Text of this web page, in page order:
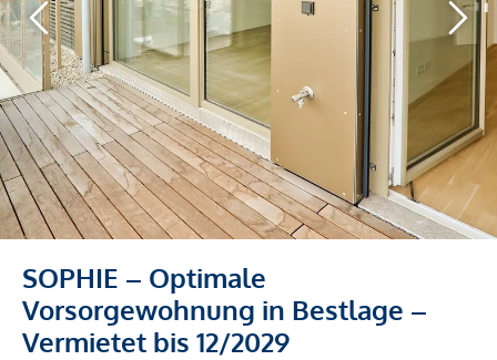
SOPHIE – Optimale
Vorsorgewohnung in Bestlage –
Vermietet bis 12/2029